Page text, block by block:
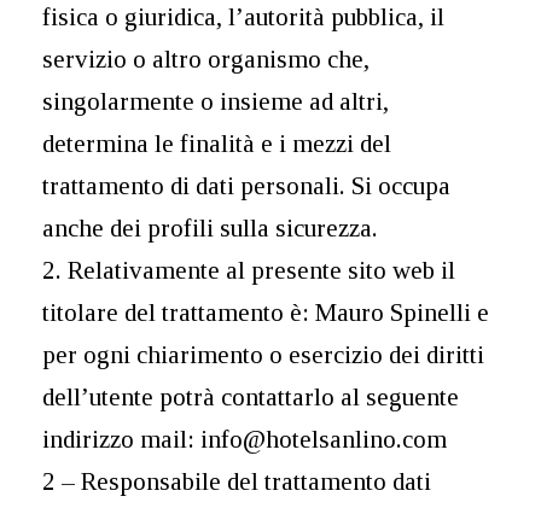
fisica o giuridica, l’autorità pubblica, il
servizio o altro organismo che,
singolarmente o insieme ad altri,
determina le finalità e i mezzi del
trattamento di dati personali. Si occupa
anche dei profili sulla sicurezza.
2. Relativamente al presente sito web il
titolare del trattamento è: Mauro Spinelli e
per ogni chiarimento o esercizio dei diritti
dell’utente potrà contattarlo al seguente
indirizzo mail: info@hotelsanlino.com
2 – Responsabile del trattamento dati